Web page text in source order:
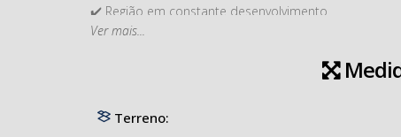
✔️ Região em constante desenvolvimento
✔️ Excelente opção para moradia ou investimento
Não perca essa oportunidade de garantir seu
Ver mais...
Terreno: